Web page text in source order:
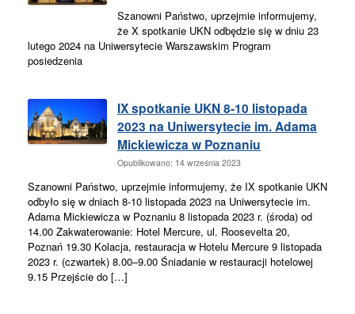
Szanowni Państwo, uprzejmie informujemy,
że X spotkanie UKN odbędzie się w dniu 23
lutego 2024 na Uniwersytecie Warszawskim Program
posiedzenia
IX spotkanie UKN 8-10 listopada
2023 na Uniwersytecie im. Adama
Mickiewicza w Poznaniu
Opublikowano: 14 września 2023
Szanowni Państwo, uprzejmie informujemy, że IX spotkanie UKN
odbyło się w dniach 8-10 listopada 2023 na Uniwersytecie im.
Adama Mickiewicza w Poznaniu 8 listopada 2023 r. (środa) od
14.00 Zakwaterowanie: Hotel Mercure, ul. Roosevelta 20,
Poznań 19.30 Kolacja, restauracja w Hotelu Mercure 9 listopada
2023 r. (czwartek) 8.00–9.00 Śniadanie w restauracji hotelowej
9.15 Przejście do […]